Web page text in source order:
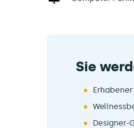
Sie
Designer-